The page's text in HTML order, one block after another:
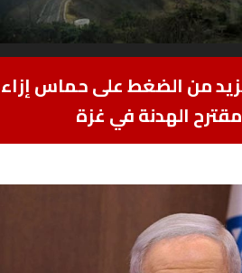
من الضغط على حماس إزاء
الهدنة في غزة